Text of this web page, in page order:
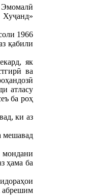
Эмомалӣ
Хуҷанд»
1966
қабили
як
ва
атласу
ба роҳ
ки аз
мешавад
мондани
ҳама ба
абрешим